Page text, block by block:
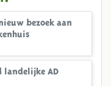
bezoek aan
landelijke AD